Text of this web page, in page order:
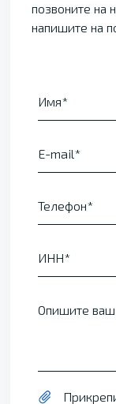
позвоните на
напишите на
Имя
E-mail
Телефон
ИНН
Опишите ваш